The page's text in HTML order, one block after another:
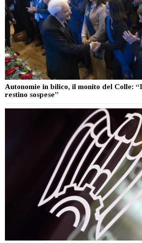
Autonomie in bilico, il monito del Colle:
restino sospese”